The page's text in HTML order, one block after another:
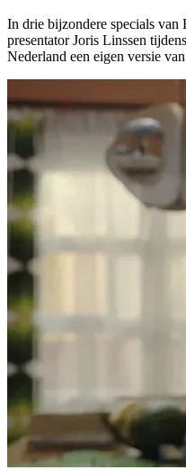
In drie bijzondere specials
presentator Joris Linssen
Nederland een eigen versie